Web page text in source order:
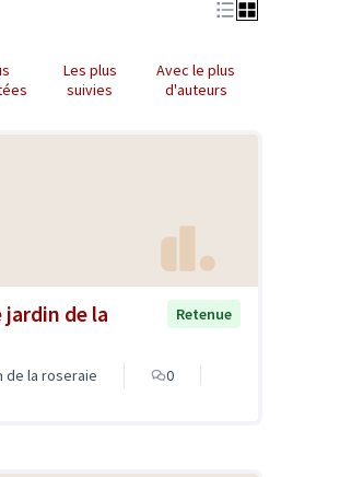
Les plus
suivies
Avec le plus
d'auteurs
de la
Retenue
de la roseraie
0